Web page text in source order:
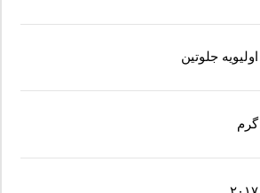
اولیویه جلوتین
گرم